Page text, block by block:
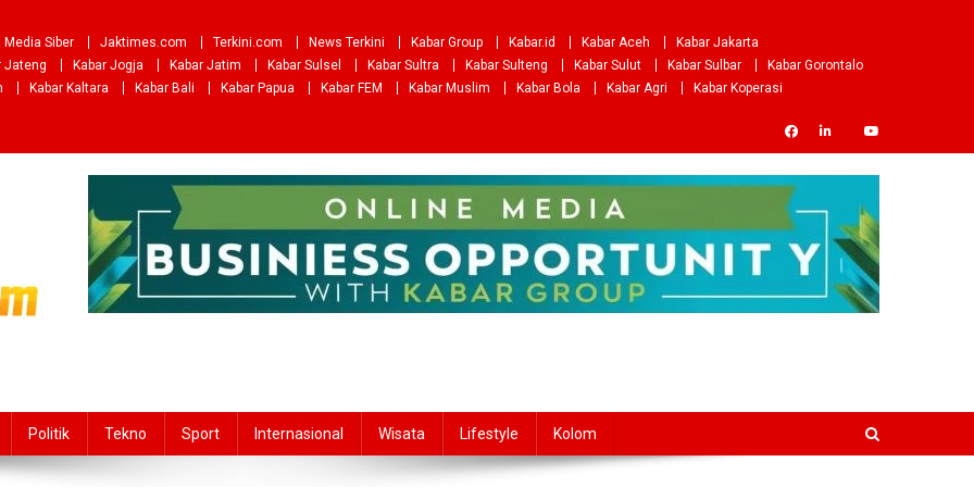
Media Siber Jaktimes.com Terkini.com News Terkini Kabar Group Kabar.id Kabar Aceh
Kabar Jakarta
Jateng Kabar Jogja Kabar Jatim Kabar Sulsel Kabar Sultra Kabar Sulteng Kabar Sulut Kabar Sulbar
Kabar Gorontalo
Kabar Kaltara Kabar Bali Kabar Papua Kabar FEM Kabar Muslim Kabar Bola Kabar Agri
Kabar Koperasi
Politik Tekno Sport Internasional Wisata Lifestyle Kolom